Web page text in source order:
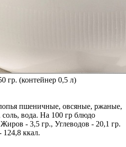
гр. (контейнер 0,5 л)
пшеничные, овсяные, ржаные,
вода. На 100 гр блюдо
- 3,5 гр., Углеводов - 20,1 гр.
124,8 ккал.